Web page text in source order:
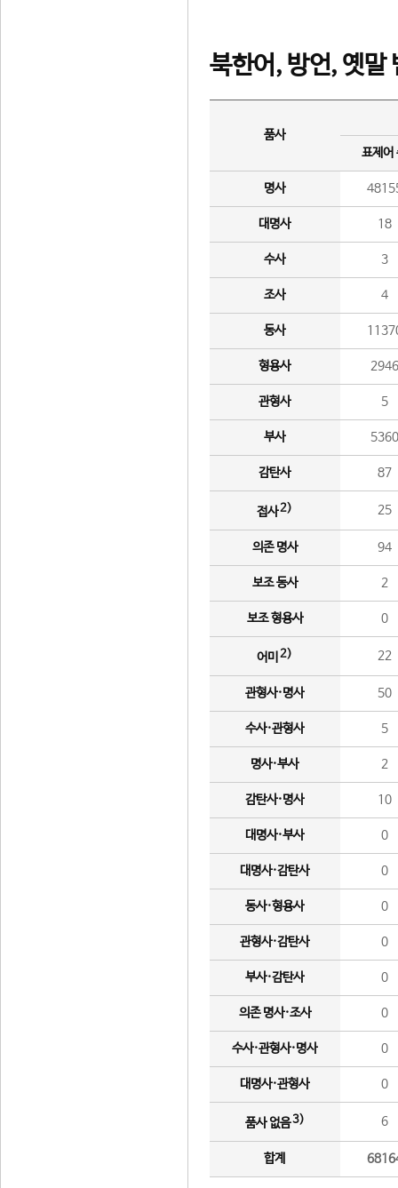
북한어, 방언, 옛말
품사
표제어
명사
대명사 18
수사 3
조사 4
동사
형용사 2946
관형사 5
부사 5360
감탄사 87
접사2) 25
의존 명사 94
보조 동사 2
보조 형용사 0
어미 2) 22
관형사·명사 50
수사·관형사 5
명사·부사 2
감탄사·명사 10
대명사·부사 0
대명사·감탄사 0
동사·형용사 0
관형사·감탄사 0
부사·감탄사 0
의존 명사·조사 0
수사·관형사·명사 0
대명사·관형사 0
품사 없음3) 6
합계